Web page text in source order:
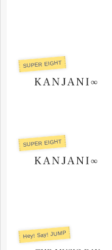
SUPER EIGHT
SUPER EIGHT
Hey! Say! JUMP